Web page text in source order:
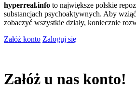
hyperreal.info to największe polskie
substancjach psychoaktywnych. Aby
zobaczyć wszystkie działy, koniecznie
Załóż konto Zaloguj się
Załóż u nas konto!